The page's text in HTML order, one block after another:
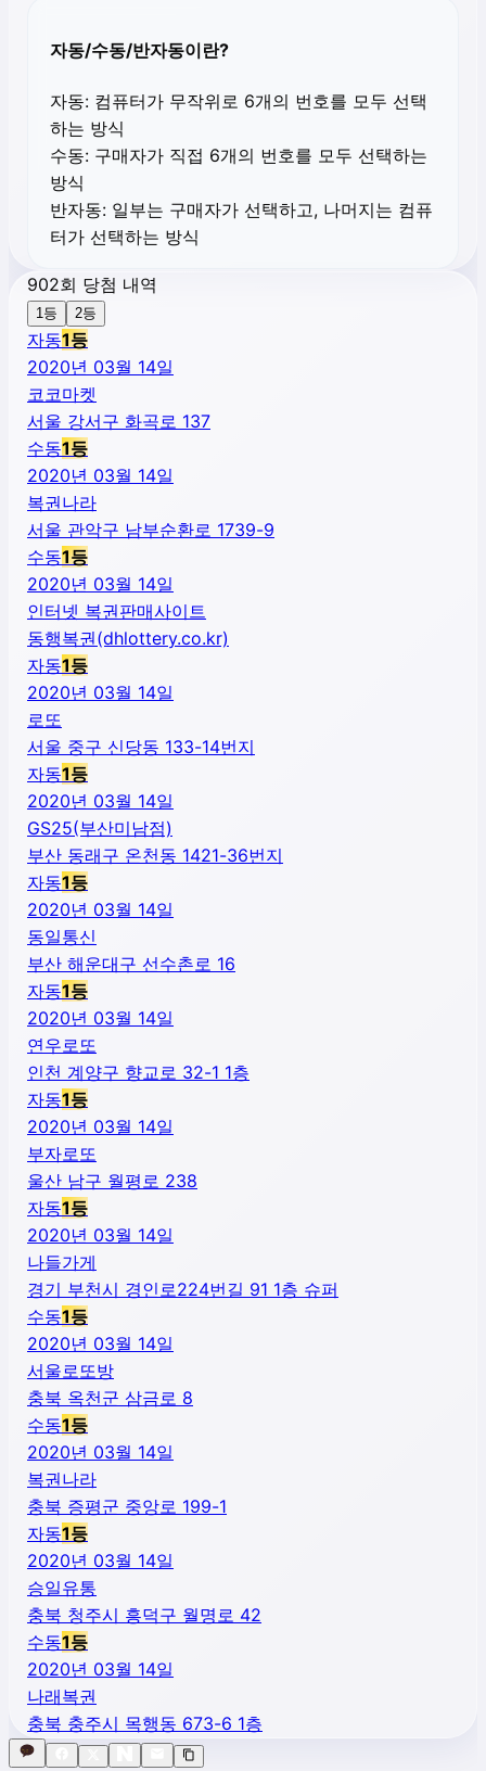
자동/수동/반자동이란?
자동: 컴퓨터가 무작위로 6개의 번호를 모두 선택
하는 방식
수동: 구매자가 직접 6개의 번호를 모두 선택하는
방식
반자동: 일부는 구매자가 선택하고, 나머지는 컴퓨
터가 선택하는 방식
902회 당첨 내역
1등 2등
자동1등
2020년 03월 14일
코코마켓
서울 강서구 화곡로 137
수동1등
2020년 03월 14일
복권나라
서울 관악구 남부순환로 1739-9
수동1등
2020년 03월 14일
인터넷 복권판매사이트
동행복권(dhlottery.co.kr)
자동1등
2020년 03월 14일
로또
서울 중구 신당동 133-14번지
자동1등
2020년 03월 14일
GS25(부산미남점)
부산 동래구 온천동 1421-36번지
자동1등
2020년 03월 14일
동일통신
부산 해운대구 선수촌로 16
자동1등
2020년 03월 14일
연우로또
인천 계양구 향교로 32-1 1층
자동1등
2020년 03월 14일
부자로또
울산 남구 월평로 238
자동1등
2020년 03월 14일
나들가게
경기 부천시 경인로224번길 91 1층 슈퍼
수동1등
2020년 03월 14일
서울로또방
충북 옥천군 삼금로 8
수동1등
2020년 03월 14일
복권나라
충북 증평군 중앙로 199-1
자동1등
2020년 03월 14일
승일유통
충북 청주시 흥덕구 월명로 42
수동1등
2020년 03월 14일
나래복권
충북 충주시 목행동 673-6 1층